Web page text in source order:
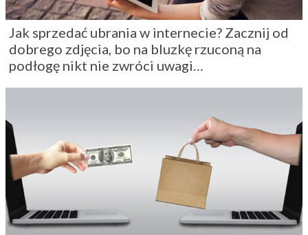
Jak sprzedać ubrania w internecie? Zacznij od
dobrego zdjęcia, bo na bluzkę rzuconą na
podłogę nikt nie zwróci uwagi…